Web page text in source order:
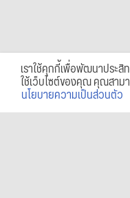
เราใช้คุกกี้เพื่อพัฒนาประ
ใช้เว็บไซต์ของคุณ คุณสาม
นโยบายความเป็นส่วนตัว